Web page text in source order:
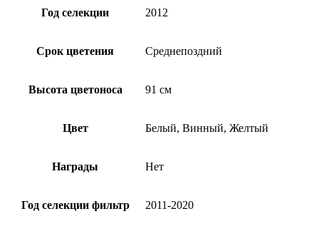
Год селекции 2012
Срок цветения Среднепоздний
Высота цветоноса 91 см
Цвет Белый, Винный, Желтый
Награды Нет
Год селекции фильтр 2011-2020